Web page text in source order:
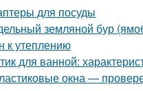
для посуды
земляной бур
к утеплению
для ванной:
окна —